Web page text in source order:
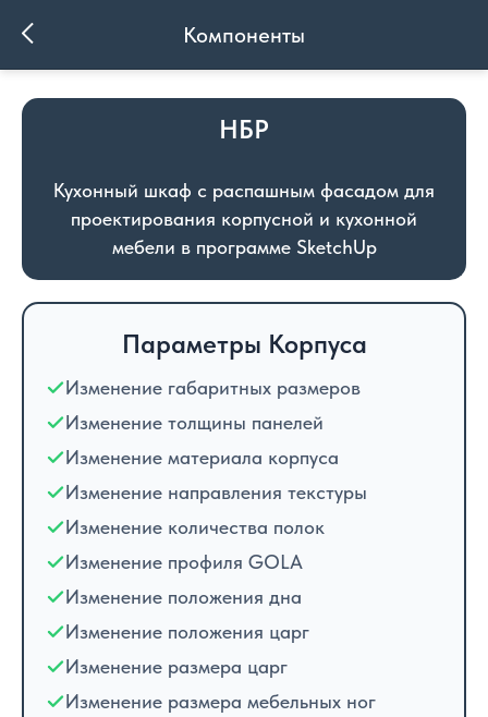
Компоненты
НБР
Кухонный шкаф с распашным фасадом для
проектирования корпусной и кухонной
мебели в программе SketchUp
Параметры Корпуса
Изменение габаритных размеров
Изменение толщины панелей
Изменение материала корпуса
Изменение направления текстуры
Изменение количества полок
Изменение профиля GOLA
Изменение положения дна
Изменение положения царг
Изменение размера царг
Изменение размера мебельных ног